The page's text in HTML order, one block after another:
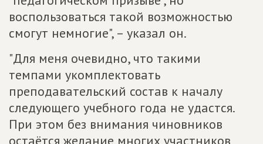
воспользоваться такой возможностью
смогут немногие", – указал он.
"Для меня очевидно, что такими
темпами укомплектовать
преподавательский состав к началу
следующего учебного года не удастся.
При этом без внимания чиновников
остаётся желание многих участников